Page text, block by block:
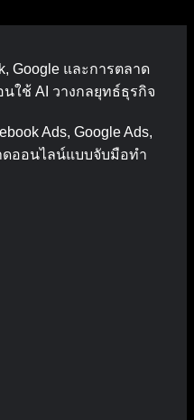
Google และการตลาด
ใช้ AI วางกลยุทธ์ธุรกิจ
Ads, Google Ads,
ดออนไลน์แบบจับมือทำ